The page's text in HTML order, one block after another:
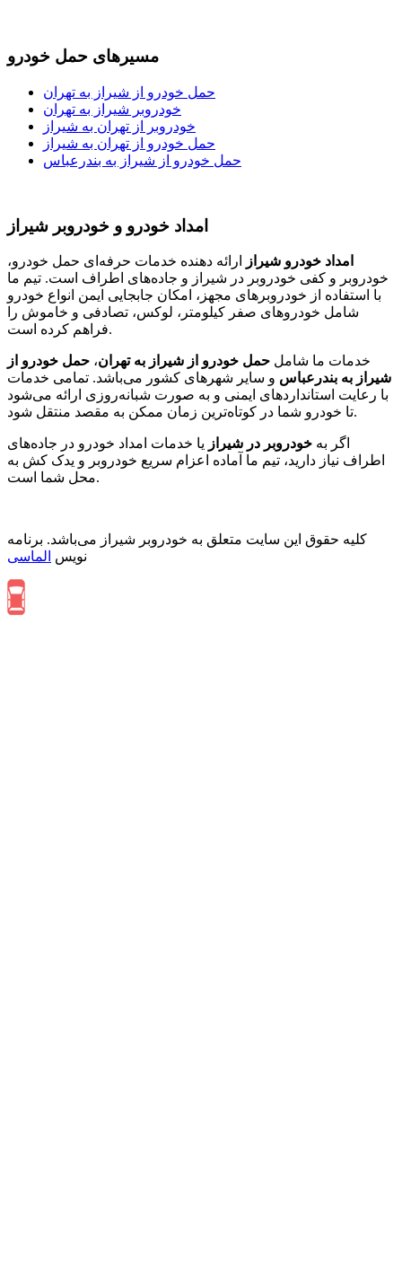
مسیرهای حمل خودرو
حمل خودرو از شیراز به تهران
خودروبر شیراز به تهران
خودروبر از تهران به شیراز
حمل خودرو از تهران به شیراز
حمل خودرو از شیراز به بندرعباس
امداد خودرو و خودروبر شیراز
امداد خودرو شیراز
ارائه دهنده خدمات حرفه‌ای حمل خودرو،
خودروبر و کفی خودروبر در شیراز و جاده‌های اطراف است. تیم ما
با استفاده از خودروبرهای مجهز، امکان جابجایی ایمن انواع خودرو
شامل خودروهای صفر کیلومتر، لوکس، تصادفی و خاموش را
فراهم کرده است.
خدمات ما شامل حمل خودرو از شیراز به تهران، حمل خودرو از
شیراز به بندرعباس و سایر شهرهای کشور می‌باشد. تمامی خدمات
با رعایت استانداردهای ایمنی و به صورت شبانه‌روزی ارائه می‌شود
تا خودرو شما در کوتاه‌ترین زمان ممکن به مقصد منتقل شود.
اگر به خودروبر در شیراز یا خدمات امداد خودرو در جاده‌های
اطراف نیاز دارید، تیم ما آماده اعزام سریع خودروبر و یدک کش به
محل شما است.
کلیه حقوق این سایت متعلق به خودروبر شیراز می‌باشد. برنامه
نویس الماسی